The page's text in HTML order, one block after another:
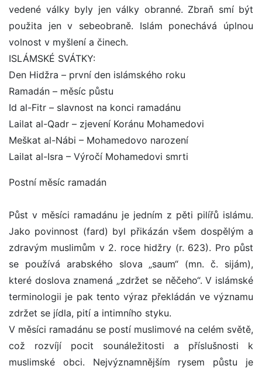
vedené války byly jen války obranné. Zbraň smí být
použita jen v sebeobraně. Islám ponechává úplnou
volnost v myšlení a činech.
ISLÁMSKÉ SVÁTKY:
Den Hidžra – první den islámského roku
Ramadán – měsíc půstu
Id al-Fitr – slavnost na konci ramadánu
Lailat al-Qadr – zjevení Koránu Mohamedovi
Meškat al-Nábi – Mohamedovo narození
Lailat al-Isra – Výročí Mohamedovi smrti
Postní měsíc ramadán
Půst v měsíci ramadánu je jedním z pěti pilířů islámu.
Jako povinnost (fard) byl přikázán všem dospělým a
zdravým muslimům v 2. roce hidžry (r. 623). Pro půst
se používá arabského slova „saum“ (mn. č. sijám),
které doslova znamená „zdržet se něčeho“. V islámské
terminologii je pak tento výraz překládán ve významu
zdržet se jídla, pití a intimního styku.
V měsíci ramadánu se postí muslimové na celém světě,
což rozvíjí pocit sounáležitosti a příslušnosti k
muslimské obci. Nejvýznamnějším rysem půstu je